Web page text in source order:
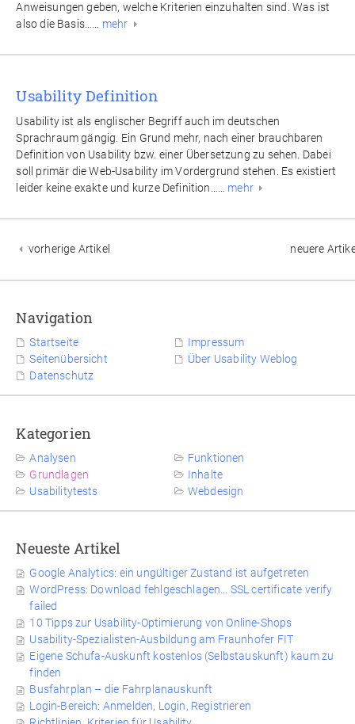
Anweisungen geben, welche Kriterien einzuhalten sind. Was ist
also die Basis…… mehr
Usability Definition
Usability ist als englischer Begriff auch im deutschen
Sprachraum gängig. Ein Grund mehr, nach einer brauchbaren
Definition von Usability bzw. einer Übersetzung zu sehen. Dabei
soll primär die Web-Usability im Vordergrund stehen. Es existiert
leider keine exakte und kurze Definition…… mehr
vorherige Artikel neuere
Navigation
Startseite
Impressum
Seitenübersicht
Über Usability Weblog
Datenschutz
Kategorien
Analysen
Funktionen
Grundlagen
Inhalte
Usabilitytests
Webdesign
Neueste Artikel
Google Analytics: ein ungültiger Zustand ist aufgetreten
WordPress: Download fehlgeschlagen… SSL certificate verify
failed
10 Tipps zur Usability-Optimierung von Online-Shops
Usability-Spezialisten-Ausbildung am Fraunhofer FIT
Eigene Schufa-Auskunft kostenlos (Selbstauskunft) kaum zu
finden
Busfahrplan – die Fahrplanauskunft
Login-Bereich: Anmelden, Login, Registrieren